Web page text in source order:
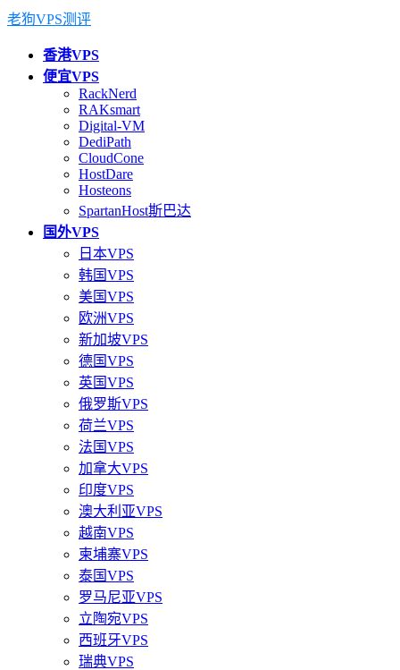
老狗VPS测评
香港VPS
便宜VPS
RackNerd
RAKsmart
Digital-VM
DediPath
CloudCone
HostDare
Hosteons
SpartanHost斯巴达
国外VPS
日本VPS
韩国VPS
美国VPS
欧洲VPS
新加坡VPS
德国VPS
英国VPS
俄罗斯VPS
荷兰VPS
法国VPS
加拿大VPS
印度VPS
澳大利亚VPS
越南VPS
柬埔寨VPS
泰国VPS
罗马尼亚VPS
立陶宛VPS
西班牙VPS
瑞典VPS